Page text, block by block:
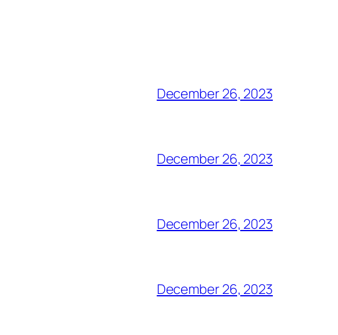
December 26, 2023
December 26, 2023
December 26, 2023
December 26, 2023